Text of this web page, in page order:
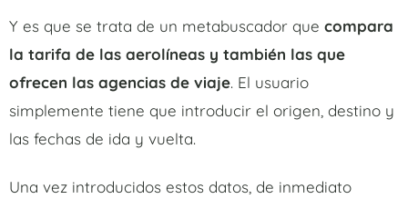
Y es que se trata de un metabuscador que compara
la tarifa de las aerolíneas y también las que
ofrecen las agencias de viaje. El usuario
simplemente tiene que introducir el origen, destino y
las fechas de ida y vuelta.
Una vez introducidos estos datos, de inmediato